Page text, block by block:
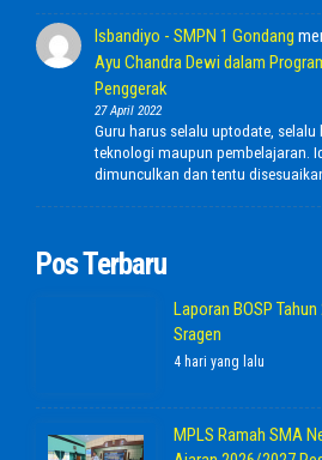
Isbandiyo - SMPN 1 Gondang
Ayu Chandra Dewi dalam
Penggerak
27 April 2022
Guru harus selalu uptodate,
teknologi maupun pembelajaran.
dimunculkan dan tentu
Pos Terbaru
Laporan BOSP
Sragen
4 hari yang lalu
MPLS Ramah SMA